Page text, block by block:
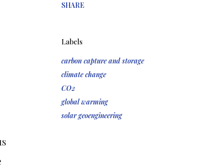
SHARE
Labels
carbon capture and storage
climate change
CO2
global warming
solar geoengineering